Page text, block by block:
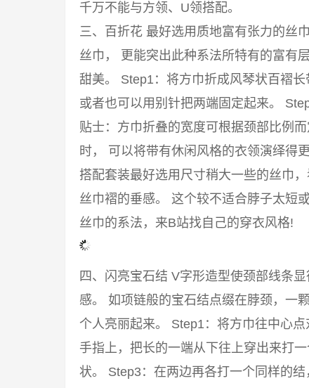
千万不能与方领、U领搭配。
三、百折花 最好选用质地富有张力的丝
丝巾， 更能突出此种系法所特有的富有
甜美。 Step1：将方巾折成风琴状百褶
或者也可以用别针把两端固定起来。
贴士：方巾折叠的宽度可根据颈部比例
时， 可以将带有休闲风格的衣领演绎得
搭配套装最好选用尺寸稍大一些的丝巾
丝巾褶的垂感。 这个较不适合脖子太短
丝巾的系法，来B站找自己的穿衣风格!
四、闪亮宝石结 V字形造型使颈部线条
感。 如项链般的宝石结点缀在脖颈，一
个人亮丽起来。 Step1：将方巾往中心
手指上，把长的一端从下往上穿出来打
状。 Step3：在两边再各打一个同样的